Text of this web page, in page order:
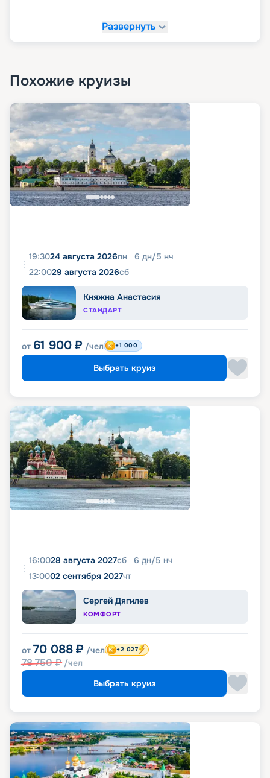
Развернуть
Похожие круизы
19:3024 августа 2026пн 6 дн/5 нч
22:0029 августа 2026сб
Княжна Анастасия
СТАНДАРТ
от 61 900 ₽ /чел +1 000
Выбрать круиз
16:0028 августа 2027сб 6 дн/5 нч
13:0002 сентября 2027чт
Сергей Дягилев
КОМФОРТ
от 70 088 ₽ /чел
78 750₽ /чел
+2 027
Выбрать круиз